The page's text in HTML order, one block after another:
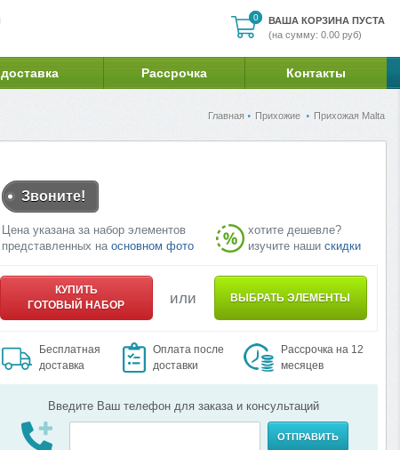
0
0
ВАША КОРЗИНА ПУСТА
(на сумму: 0.00 руб)
Рассрочка Контакты
Главная Прихожие Прихожая Malta
Звоните!
Цена указана за набор элементов
представленных наосновном фото
хотите дешевле?
изучите наши скидки
КУПИТЬ
ГОТОВЫЙ НАБОР
или ВЫБРАТЬ ЭЛЕМЕНТЫ
Бесплатная
доставка
Оплата после
доставки
Рассрочка на 12
месяцев
Введите Ваш телефон для заказа и консультаций
ОТПРАВИТЬ